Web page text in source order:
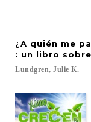
¿A quién me
: un libro
Lundgren, Julie K.